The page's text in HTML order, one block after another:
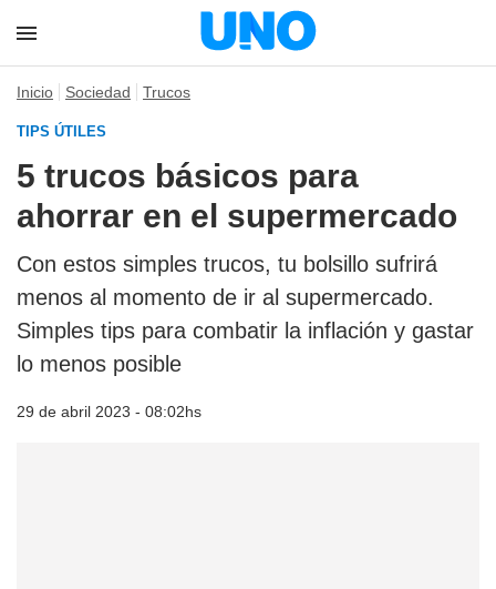
Inicio Sociedad Trucos
TIPS ÚTILES
5 trucos básicos para
ahorrar en el supermercado
Con estos simples trucos, tu bolsillo sufrirá
menos al momento de ir al supermercado.
Simples tips para combatir la inflación y gastar
lo menos posible
29 de abril 2023 - 08:02hs